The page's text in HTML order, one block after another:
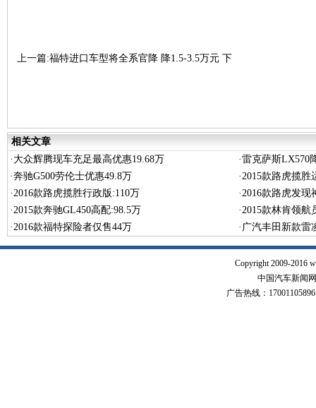
上一篇:福特进口车型将全系官降 降1.5-3.5万元 下
相关文章
· 大众辉腾现车充足最高优惠19.68万 ·雷克萨斯LX570
·奔驰G500劳伦士优惠49.8万 ·2015款路虎揽胜
·2016款路虎揽胜行政版:110万 ·2016款路虎发现
·2015款奔驰GL450高配:98.5万 ·2015款林肯领航
·2016款福特探险者仅售44万 · 广汽丰田新款雷
Copyright 2009-2016
中国汽车新闻
广告热线：